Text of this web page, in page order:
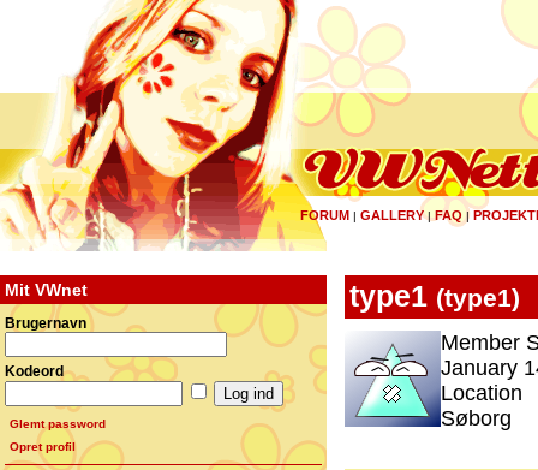
FORUM | GALLERY|FAQ |
Mit VWnet
Brugernavn
Kodeord
Glemt password
Opret profil
type1 (type1)
Member
January
Location
Søborg